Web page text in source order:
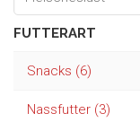
FUTTERART
Snacks (6)
Nassfutter (3)